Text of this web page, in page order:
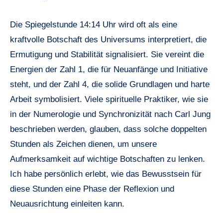
Die Spiegelstunde 14:14 Uhr wird oft als eine
kraftvolle Botschaft des Universums interpretiert, die
Ermutigung und Stabilität signalisiert. Sie vereint die
Energien der Zahl 1, die für Neuanfänge und Initiative
steht, und der Zahl 4, die solide Grundlagen und harte
Arbeit symbolisiert. Viele spirituelle Praktiker, wie sie
in der Numerologie und Synchronizität nach Carl Jung
beschrieben werden, glauben, dass solche doppelten
Stunden als Zeichen dienen, um unsere
Aufmerksamkeit auf wichtige Botschaften zu lenken.
Ich habe persönlich erlebt, wie das Bewusstsein für
diese Stunden eine Phase der Reflexion und
Neuausrichtung einleiten kann.